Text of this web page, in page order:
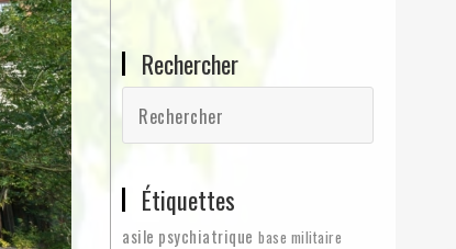
Rechercher
Étiquettes
asile psychiatrique base militaire